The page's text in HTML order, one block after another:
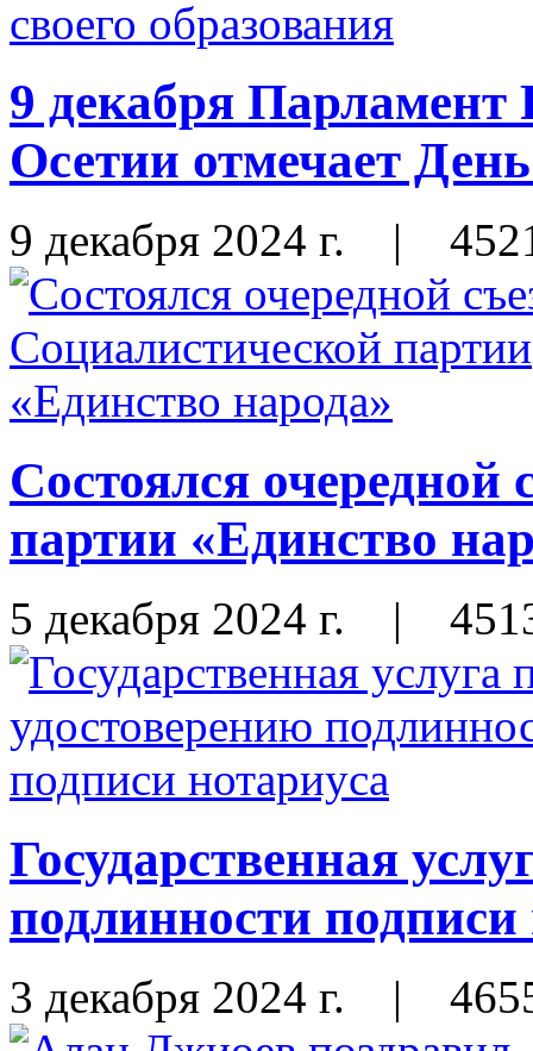
9 декабря
Осетии отмечает
9 декабря 2024 г. |
Состоялся очередной
партии «Единство
5 декабря 2024 г. |
Государственная
подлинности подписи
3 декабря 2024 г. |